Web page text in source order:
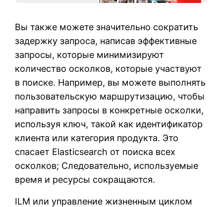
Вы также можете значительно сократить
задержку запроса, написав эффективные
запросы, которые минимизируют
количество осколков, которые участвуют
в поиске. Например, вы можете выполнять
пользовательскую маршрутизацию, чтобы
направить запросы в конкретные осколки,
используя ключ, такой как идентификатор
клиента или категория продукта. Это
спасает Elasticsearch от поиска всех
осколков; Следовательно, используемые
время и ресурсы сокращаются.
ILM или управление жизненным циклом